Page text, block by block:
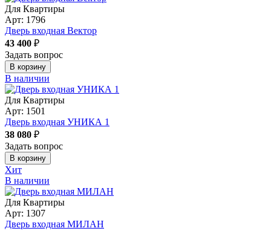
Для Квартиры
Арт: 1796
Дверь входная Вектор
43 400 ₽
Задать вопрос
В корзину
В наличии
Для Квартиры
Арт: 1501
Дверь входная УНИКА 1
38 080 ₽
Задать вопрос
В корзину
Хит
В наличии
Для Квартиры
Арт: 1307
Дверь входная МИЛАН